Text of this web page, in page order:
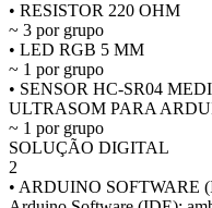
• RESISTOR 220 OHM
~ 3 por grupo
• LED RGB 5 MM
~ 1 por grupo
• SENSOR HC-SR04
ULTRASOM PARA
~ 1 por grupo
SOLUÇÃO DIGITAL
2
• ARDUINO SOFTWARE